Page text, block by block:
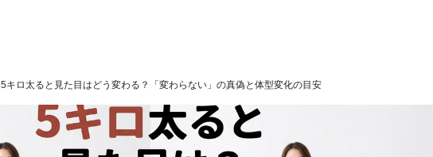
5キロ太ると見た目はどう変わる？「変わらない」の真偽と体型変化の目安